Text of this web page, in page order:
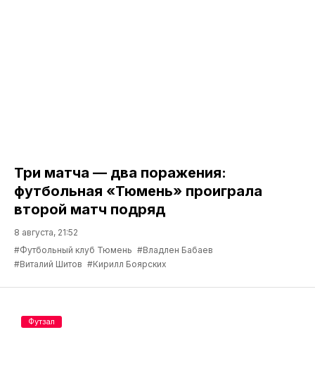
Три матча — два поражения:
футбольная «Тюмень» проиграла
второй матч подряд
8 августа, 21:52
#Футбольный клуб Тюмень #Владлен Бабаев
#Виталий Шитов #Кирилл Боярских
Футзал